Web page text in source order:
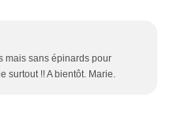
mais sans épinards pour
surtout !! A bientôt. Marie.